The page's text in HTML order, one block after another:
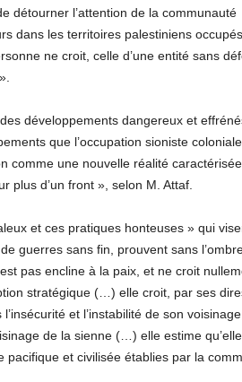
détourner l’attention de la communauté
dans les territoires palestiniens
ne croit, celle d’une entité sans
développements dangereux et
que l’occupation sioniste
comme une nouvelle réalité
plus d’un front », selon M. Attaf.
et ces pratiques honteuses » qui
guerres sans fin, prouvent sans
pas encline à la paix, et ne croit
stratégique (…) elle croit, par ses
et l’instabilité de son
de la sienne (…) elle estime
et civilisée établies par la